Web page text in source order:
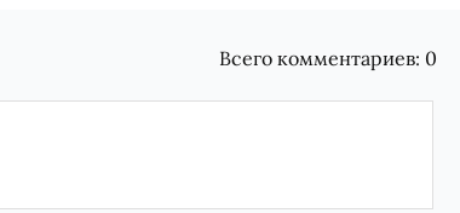
Всего комментариев: 0